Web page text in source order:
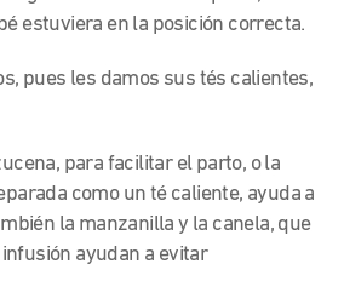
estuviera en la posición correcta.
pues les damos sus tés calientes,
para facilitar el parto, o la
como un té caliente, ayuda a
la manzanilla y la canela, que
ayudan a evitar